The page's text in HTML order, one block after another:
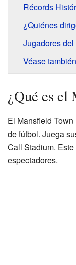
Récords
¿Quiénes
Jugadores
Véase también
¿Qué es el
El Mansfield
de fútbol. Juega
Call Stadium.
espectadores.